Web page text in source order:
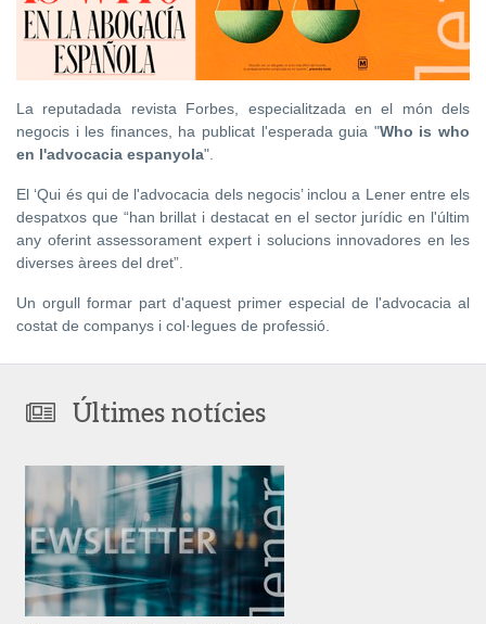
La reputadada revista Forbes, especialitzada en el món dels
negocis i les finances, ha publicat l'esperada guia "Who is who
en l'advocacia espanyola".
El ‘Qui és qui de l'advocacia dels negocis’ inclou a Lener entre els
despatxos que “han brillat i destacat en el sector jurídic en l'últim
any oferint assessorament expert i solucions innovadores en les
diverses àrees del dret”.
Un orgull formar part d'aquest primer especial de l'advocacia al
costat de companys i col·legues de professió.
Últimes notícies